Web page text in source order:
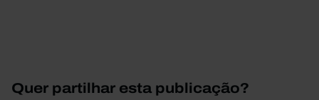
Quer partilhar esta publicação?